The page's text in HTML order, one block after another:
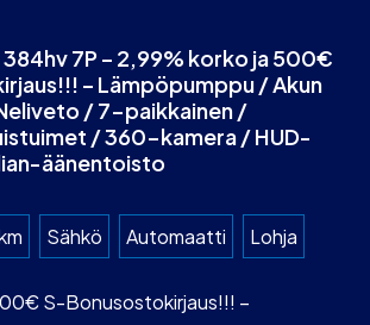
384hv 7P – 2,99% korko ja 500€
– Lämpöpumppu / Akun
/ 7-paikkainen /
/ 360-kamera / HUD-
äänentoisto
Sähkö Automaatti Lohja
S-Bonusostokirjaus!!! –